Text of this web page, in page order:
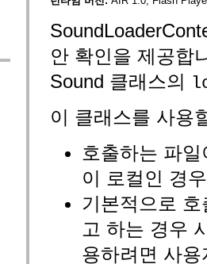
안 확인을 제공합
Sound 클래스의
이 클래스를 사용
호출하는 파
이 로컬인 경
기본적으로
고 하는 경우
용하려면 사